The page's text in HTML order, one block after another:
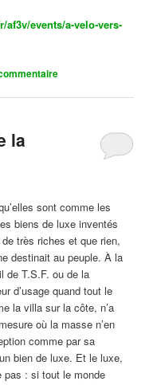
events/a-velo-vers-
la
sont comme les
biens de luxe inventés
très riches et que rien,
destinait au peuple. À la
de T.S.F. ou de la
d’usage quand tout le
la villa sur la côte, n’a
où la masse n’en
comme par sa
bien de luxe. Et le luxe,
pas : si tout le monde